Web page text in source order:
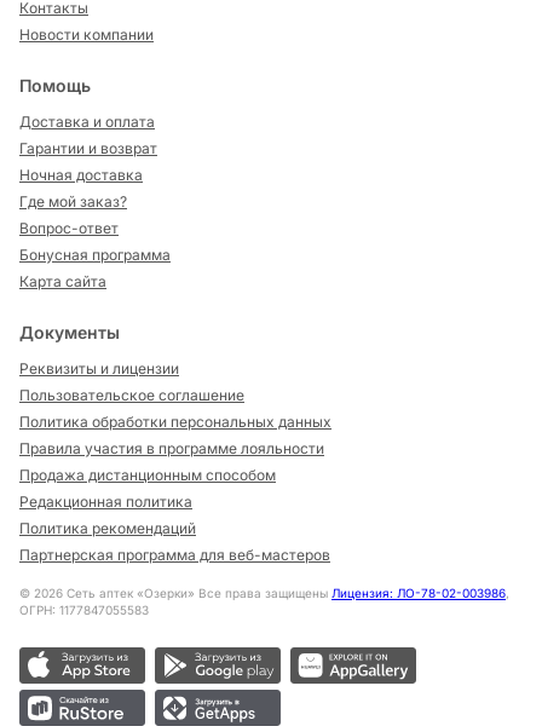
Контакты
Новости компании
Помощь
Доставка и оплата
Гарантии и возврат
Ночная доставка
Где мой заказ?
Вопрос-ответ
Бонусная программа
Карта сайта
Документы
Реквизиты и лицензии
Пользовательское соглашение
Политика обработки персональных данных
Правила участия в программе лояльности
Продажа дистанционным способом
Редакционная политика
Политика рекомендаций
Партнерская программа для веб-мастеров
© 2026 Сеть аптек «Озерки» Все права защищены Лицензия: ЛО-78-02-003986,
ОГРН: 1177847055583